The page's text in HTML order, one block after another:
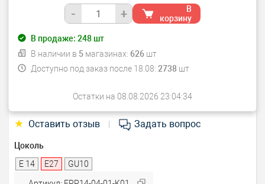
- +
В
корзину
В продаже: 248шт
В наличии в 5 магазинах: 626шт
Доступно под заказ после 18.08: 2738 шт
Остатки на 08.08.2026 23:04:34
★ Оставить отзыв Задать вопрос
Цоколь
E 14
E27 GU10